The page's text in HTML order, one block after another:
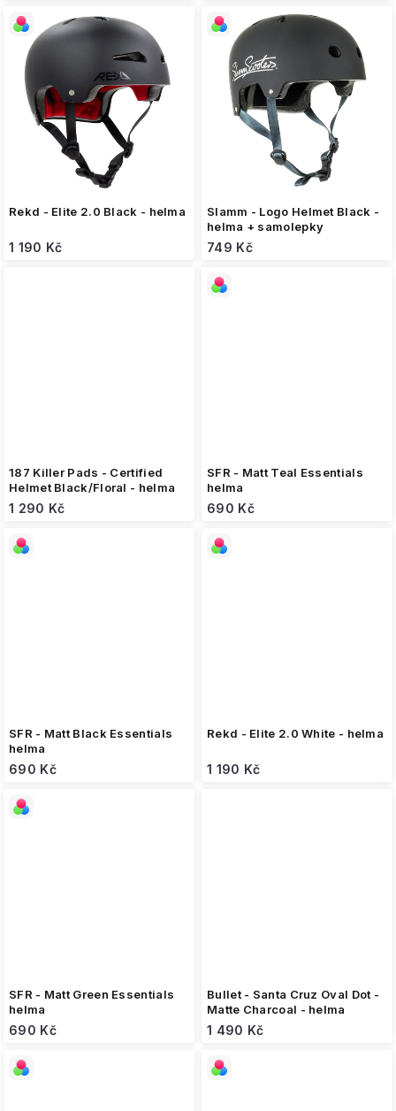
Rekd - Elite 2.0 Black - helma
1 190 Kč
Slamm - Logo Helmet Black -
helma + samolepky
749 Kč
187 Killer Pads - Certified
Helmet Black/Floral - helma
1 290 Kč
SFR - Matt Teal Essentials
helma
690 Kč
SFR - Matt Black Essentials
helma
690 Kč
Rekd - Elite 2.0 White - helma
1 190 Kč
SFR - Matt Green Essentials
helma
690 Kč
Bullet - Santa Cruz Oval Dot -
Matte Charcoal - helma
1 490 Kč